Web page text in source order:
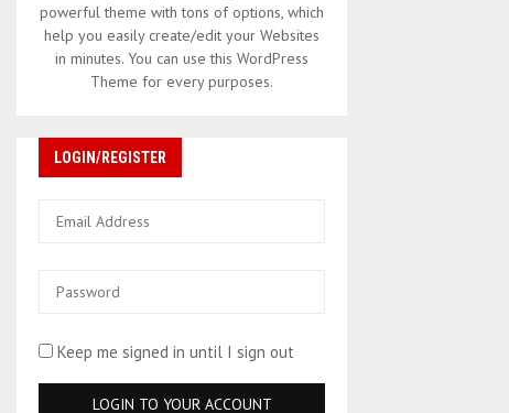
powerful theme with tons of options, which
help you easily create/edit your Websites
in minutes. You can use this WordPress
Theme for every purposes.
LOGIN/REGISTER
Keep me signed in until I sign out